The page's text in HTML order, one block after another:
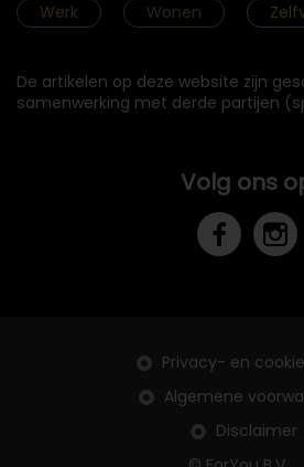
Werk
Wonen
De artikelen op deze website zijn
samenwerking met derde partijen
Volg ons
Privacy- en
Algemene
Disclaimer